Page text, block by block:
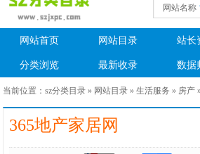
网站名称
网站首页 网站目录 站长
分类浏览 最新收录 数据
当前位置：sz分类目录 » 网站目录 »生活服务 » 房产
365地产家居网